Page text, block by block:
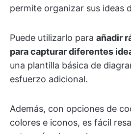
permite organizar sus ideas
Puede utilizarlo para añadir
para capturar diferentes
una plantilla básica de
esfuerzo adicional.
Además, con opciones de
colores e iconos, es fácil